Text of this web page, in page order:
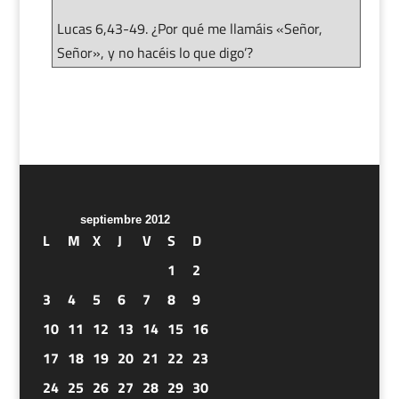
Lucas 6,43-49. ¿Por qué me llamáis «Señor,
Señor», y no hacéis lo que digo’?
septiembre 2012
L M X J V S
D
1
2
3
4 5 6 7 8
9
10 11 12 13 14 15 16
17 18 19 20 21 22 23
24 25 26 27 28 29 30